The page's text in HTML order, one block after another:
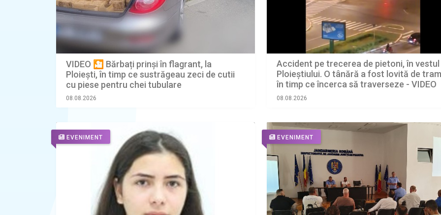
VIDEO 🎦 Bărbați prinși în flagrant, la
Ploiești, în timp ce sustrăgeau zeci de cutii
cu piese pentru chei tubulare
08.08.2026
Accident pe trecerea de pietoni, în vestul
Ploieștiului. O tânără a fost lovită de
în timp ce încerca să traverseze - VIDEO
LINK
08.08.2026
EVENIMENT EVENIMENT